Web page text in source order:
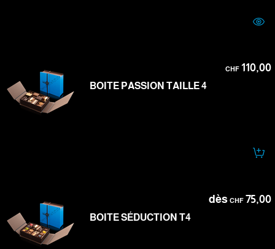
CHF110,00
BOITE PASSION TAILLE 4
dès CHF75,00
BOITE SÉDUCTION T4